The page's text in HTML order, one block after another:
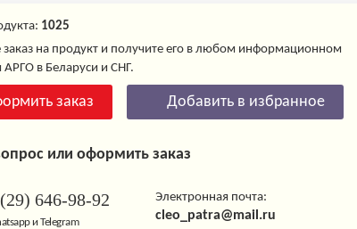
1025
на продукт и получите его в любом информационном
АРГО в Беларуси и СНГ.
заказ Добавить в избранное
или оформить заказ
646-98-92
и Telegram
Электронная почта:
cleo_patra@mail.ru